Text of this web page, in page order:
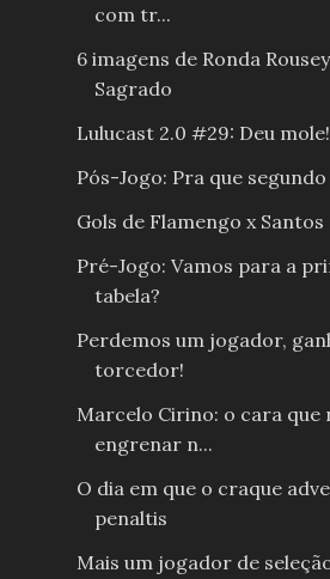
com tr...
6 imagens de Ronda
Sagrado
Lulucast 2.0 #29: Deu mole!
Pós-Jogo: Pra que
Gols de Flamengo x
Pré-Jogo: Vamos para a
tabela?
Perdemos um jogador,
torcedor!
Marcelo Cirino: o cara que
engrenar n...
O dia em que o craque
penaltis
Mais um jogador de